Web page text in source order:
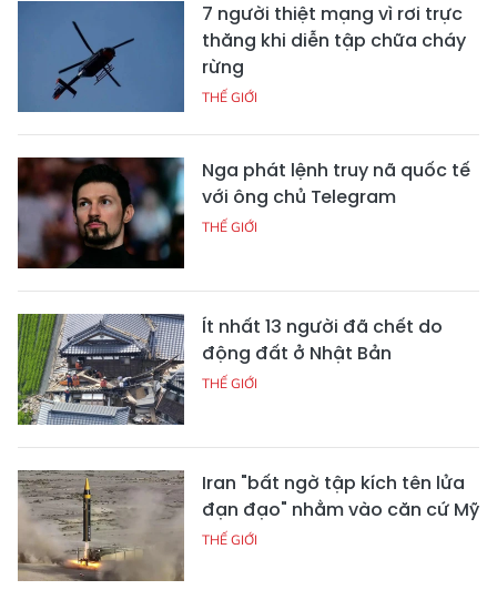
7 người thiệt mạng vì rơi trực
thăng khi diễn tập chữa cháy
rừng
THẾ GIỚI
Nga phát lệnh truy nã quốc tế
với ông chủ Telegram
THẾ GIỚI
Ít nhất 13 người đã chết do
động đất ở Nhật Bản
THẾ GIỚI
Iran "bất ngờ tập kích tên lửa
đạn đạo" nhằm vào căn cứ Mỹ
THẾ GIỚI